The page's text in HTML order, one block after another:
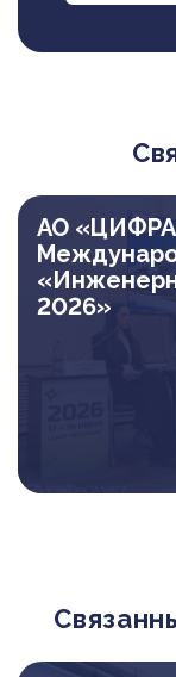
АО
2026»